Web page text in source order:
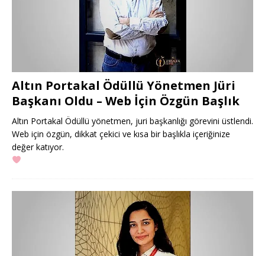
Altın Portakal Ödüllü Yönetmen Jüri
Başkanı Oldu – Web İçin Özgün Başlık
Altın Portakal Ödüllü yönetmen, juri başkanlığı görevini üstlendi.
Web için özgün, dikkat çekici ve kısa bir başlıkla içeriğinize
değer katıyor.